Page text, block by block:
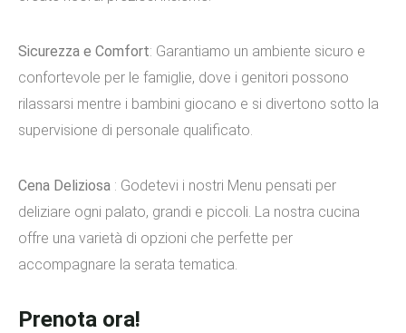
Sicurezza e Comfort: Garantiamo un ambiente sicuro e
confortevole per le famiglie, dove i genitori possono
rilassarsi mentre i bambini giocano e si divertono sotto la
supervisione di personale qualificato.
Cena Deliziosa : Godetevi i nostri Menu pensati per
deliziare ogni palato, grandi e piccoli. La nostra cucina
offre una varietà di opzioni che perfette per
accompagnare la serata tematica.
Prenota ora!